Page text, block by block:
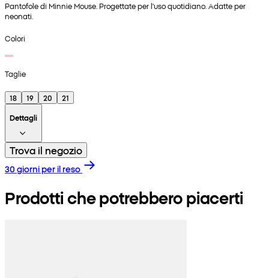
Pantofole di Minnie Mouse. Progettate per l'uso quotidiano. Adatte per
neonati.
Colori
Taglie
18 19 20
21
Dettagli
Trova il negozio
30 giorni per il reso
Prodotti che potrebbero piacerti